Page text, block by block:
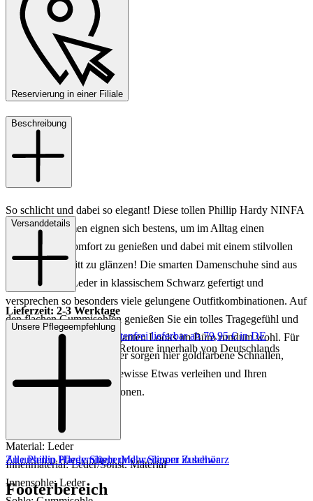
Reservierung in einer Filiale
Beschreibung
So schlicht und dabei so elegant! Diese tollen Phillip Hardy NINFA
Slipper für Damen eignen sich bestens, um im Alltag einen
angenehmen Komfort zu genießen und dabei mit einem stilvollen
und edlen Auftritt zu glänzen! Die smarten Damenschuhe sind aus
hochwertigem Leder in klassischem Schwarz gefertigt und
versprechen so besonders viele gelungene Outfitkombinationen. Auf
den flachen Gummisohlen genießen Sie ein tolles Tragegefühl und
fühlen sich so auch in eleganten Looks im Büro rundum wohl. Für
einen femininen Eyecatcher sorgen hier goldfarbene Schnallen,
welche dem Modell das gewisse Etwas verleihen und Ihren
modischen Stil perfekt betonen.
Art.Nr.: 103001987694
Material: Leder
Innenmaterial: Leder/Sonst. Material
Innensohle: Leder
Versanddetails
Lieferzeit: 2-3 Werktage
Keine Versandkosten:
kostenfrei lieferbar ab 79,95 € in DE
Einfache und Kostenlose Retoure innerhalb von Deutschlands
Unsere Pflegeempfehlung
Zu unseren Pflegemitteln und weiterem Zubehör
Alle Phillip Hardy SlipperMehr Slipper in schwarz
Footerbereich